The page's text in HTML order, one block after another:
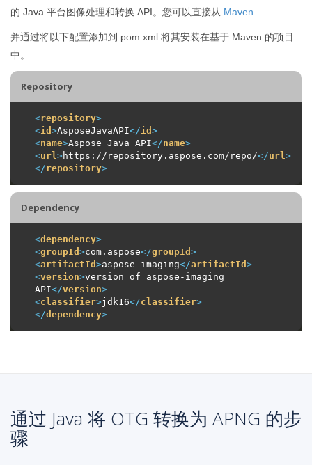
的 Java 平台图像处理和转换 API。您可以直接从 Maven
并通过将以下配置添加到 pom.xml 将其安装在基于 Maven 的项目
中。
Repository
<repository>
<id >AsposeJavaAPI</id >
<name>Aspose Java API</name>
<url >https://repository.aspose.com/repo/</url >
</repository>
Dependency
<dependency>
<groupId >com.aspose</groupId >
<artifactId >aspose-imaging</artifactId >
<version>version of aspose-imaging
API</version>
<classifier>jdk16</classifier>
</dependency>
通过 Java 将 OTG 转换为 APNG 的步
骤